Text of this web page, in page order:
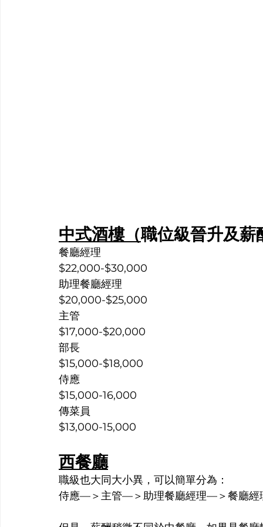
中式酒樓（職位級晉升及薪
餐廳經理
$22,000-$30,000
助理餐廳經理
$20,000-$25,000
主管
$17,000-$20,000
部長
$15,000-$18,000
侍應
$15,000-16,000
傳菜員
$13,000-15,000
西餐廳
職級也大同大小異，可以簡單分為：
侍應—＞主管—＞助理餐廳經理—＞餐廳經